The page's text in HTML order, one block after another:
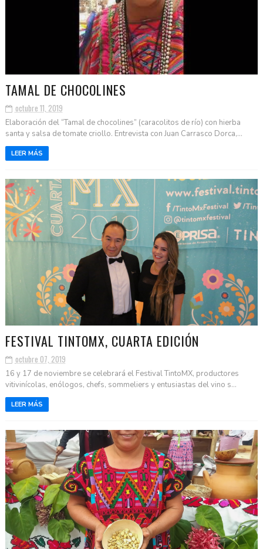
TAMAL DE CHOCOLINES
octubre 11, 2019
Elaboración del “Tamal de chocolines” (caracolitos de río) con hierba
santa y salsa de tomate criollo. Entrevista con Juan Carrasco Dorca,...
LEER MÁS
FESTIVAL TINTOMX, CUARTA EDICIÓN
octubre 07, 2019
16 y 17 de noviembre se celebrará el Festival TintoMX, productores
vitivinícolas, enólogos, chefs, sommeliers y entusiastas del vino s...
LEER MÁS